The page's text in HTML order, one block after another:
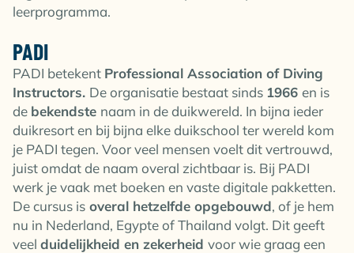
leerprogramma.
PADI
PADI betekent Professional Association of Diving
Instructors. De organisatie bestaat sinds 1966 en is
de bekendste naam in de duikwereld. In bijna ieder
duikresort en bij bijna elke duikschool ter wereld kom
je PADI tegen. Voor veel mensen voelt dit vertrouwd,
juist omdat de naam overal zichtbaar is. Bij PADI
werk je vaak met boeken en vaste digitale pakketten.
De cursus is overal hetzelfde opgebouwd, of je hem
nu in Nederland, Egypte of Thailand volgt. Dit geeft
veel duidelijkheid en zekerheid voor wie graag een